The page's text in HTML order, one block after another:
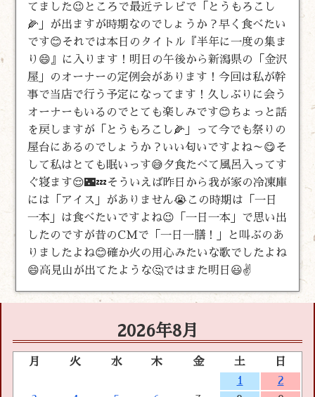
てました😉ところで最近テレビで「とうもろこし
🌽」が出ますが時期なのでしょうか？早く食べたい
です😊それでは本日のタイトル『半年に一度の集ま
り😄』に入ります！明日の午後から新潟県の「金沢
屋」のオーナーの定例会があります！今回は私が幹
事で当店で行う予定になってます！久しぶりに会う
オーナーもいるのでとても楽しみです😊ちょっと話
を戻しますが「とうもろこし🌽」って今でも祭りの
屋台にあるのでしょうか？いい匂いですよね～😋そ
して私はとても眠いっす😅夕食たべて風呂入ってす
ぐ寝ます😌🌃💤そういえば昨日から我が家の冷凍庫
には「アイス」がありません😭この時期は「一日
一本」は食べたいですよね😉「一日一本」で思い出
したのですが昔のCMで「一日一膳！」と叫ぶのあ
りましたよね😊確か火の用心みたいな歌でしたよね
😄高見山が出てたような🤔ではまた明日😃✌️
2026年8月
月 火 水 木 金 土
日
1
2